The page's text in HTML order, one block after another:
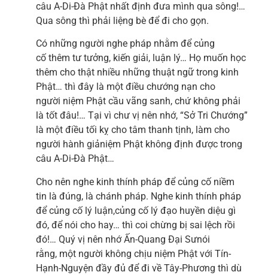
câu A-Di-Đà Phật nhất định đưa mình qua sông!…
Qua sông thì phải liệng bè để đi cho gọn.
Có những người nghe pháp nhằm để củng
cố thêm tư tưởng, kiến giải, luận lý… Họ muốn học
thêm cho thật nhiều những thuật ngữ trong kinh
Phật… thì đây là một điều chướng nạn cho
người niệm Phật cầu vãng sanh, chứ không phải
là tốt đâu!… Tại vì chư vị nên nhớ, “Sở Tri Chướng”
là một điều tối kỵ cho tâm thanh tịnh, làm cho
người hành giảniệm Phật không định được trong
câu A-Di-Đà Phật…
Cho nên nghe kinh thính pháp để củng cố niềm
tin là đúng, là chánh pháp. Nghe kinh thính pháp
để củng cố lý luận,củng cố lý đạo huyền diệu gì
đó, để nói cho hay… thì coi chừng bị sai lệch rồi
đó!… Quý vị nên nhớ Ấn-Quang Đại Sưnói
rằng, một người không chịu niệm Phật với Tín-
Hạnh-Nguyện đầy đủ để đi về Tây-Phương thì dù